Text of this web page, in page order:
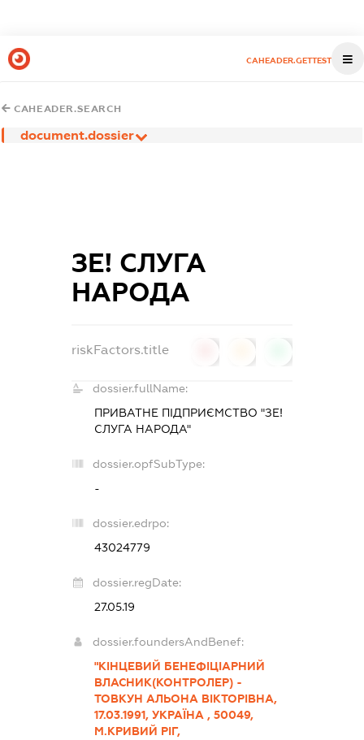
CAHEADER.GETTEST
CAHEADER.SEARCH
document.dossier
ЗЕ! СЛУГА
НАРОДА
riskFactors.title
dossier.fullName:
ПРИВАТНЕ ПІДПРИЄМСТВО "ЗЕ!
СЛУГА НАРОДА"
dossier.opfSubType:
-
dossier.edrpo:
43024779
dossier.regDate:
27.05.19
dossier.foundersAndBenef:
"КІНЦЕВИЙ БЕНЕФІЦІАРНИЙ
ВЛАСНИК(КОНТРОЛЕР) -
ТОВКУН АЛЬОНА ВІКТОРІВНА,
17.03.1991, УКРАЇНА , 50049,
М.КРИВИЙ РІГ,